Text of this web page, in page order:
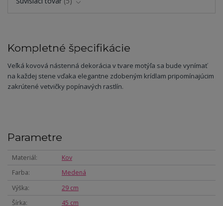
Kompletné špecifikácie
Veľká kovová nástenná dekorácia v tvare motýľa sa bude vynímať
na každej stene vďaka elegantne zdobeným krídlam pripomínajúcim
zakrútené vetvičky popínavých rastlín.
Parametre
Materiál
Kov
Farba
Medená
Výška
29 cm
Šírka
45 cm